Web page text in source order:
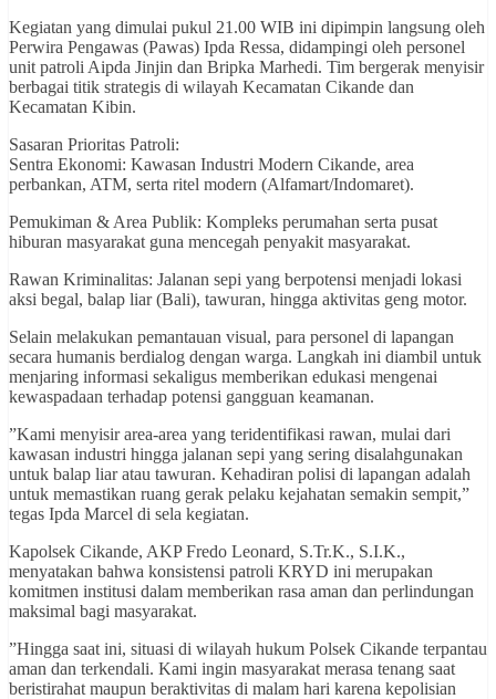
​Kegiatan yang dimulai pukul 21.00 WIB ini dipimpin langsung oleh
Perwira Pengawas (Pawas) Ipda Ressa, didampingi oleh personel
unit patroli Aipda Jinjin dan Bripka Marhedi. Tim bergerak menyisir
berbagai titik strategis di wilayah Kecamatan Cikande dan
Kecamatan Kibin.
​Sasaran Prioritas Patroli:
​Sentra Ekonomi: Kawasan Industri Modern Cikande, area
perbankan, ATM, serta ritel modern (Alfamart/Indomaret).
​Pemukiman & Area Publik: Kompleks perumahan serta pusat
hiburan masyarakat guna mencegah penyakit masyarakat.
​Rawan Kriminalitas: Jalanan sepi yang berpotensi menjadi lokasi
aksi begal, balap liar (Bali), tawuran, hingga aktivitas geng motor.
​Selain melakukan pemantauan visual, para personel di lapangan
secara humanis berdialog dengan warga. Langkah ini diambil untuk
menjaring informasi sekaligus memberikan edukasi mengenai
kewaspadaan terhadap potensi gangguan keamanan.
​”Kami menyisir area-area yang teridentifikasi rawan, mulai dari
kawasan industri hingga jalanan sepi yang sering disalahgunakan
untuk balap liar atau tawuran. Kehadiran polisi di lapangan adalah
untuk memastikan ruang gerak pelaku kejahatan semakin sempit,”
tegas Ipda Marcel di sela kegiatan.
​Kapolsek Cikande, AKP Fredo Leonard, S.Tr.K., S.I.K.,
menyatakan bahwa konsistensi patroli KRYD ini merupakan
komitmen institusi dalam memberikan rasa aman dan perlindungan
maksimal bagi masyarakat.
​”Hingga saat ini, situasi di wilayah hukum Polsek Cikande terpantau
aman dan terkendali. Kami ingin masyarakat merasa tenang saat
beristirahat maupun beraktivitas di malam hari karena kepolisian